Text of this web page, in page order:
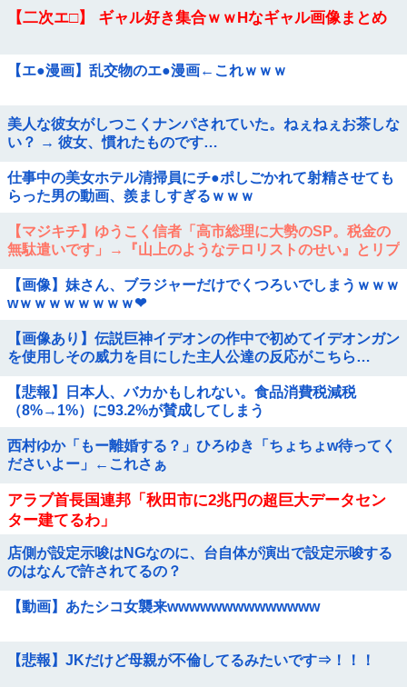
【二次エ□】 ギャル好き集合ｗｗHなギャル画像まとめ
【エ●漫画】乱交物のエ●漫画←これｗｗｗ
美人な彼女がしつこくナンパされていた。ねぇねぇお茶しな
い？ → 彼女、慣れたものです…
仕事中の美女ホテル清掃員にチ●ポしごかれて射精させても
らった男の動画、羨ましすぎるｗｗｗ
【マジキチ】ゆうこく信者「高市総理に大勢のSP。税金の
無駄遣いです」→『山上のようなテロリストのせい』とリプ
【画像】妹さん、ブラジャーだけでくつろいでしまうｗｗｗ
wｗｗｗｗｗｗｗｗ❤
【画像あり】伝説巨神イデオンの作中で初めてイデオンガン
を使用しその威力を目にした主人公達の反応がこちら…
【悲報】日本人、バカかもしれない。食品消費税減税
（8%→1%）に93.2%が賛成してしまう
西村ゆか「もー離婚する？」ひろゆき「ちょちょw待ってく
ださいよー」←これさぁ
アラブ首長国連邦「秋田市に2兆円の超巨大データセン
ター建てるわ」
店側が設定示唆はNGなのに、台自体が演出で設定示唆する
のはなんで許されてるの？
【動画】あたシコ女襲来wwwwwwwwwwwwww
【悲報】JKだけど母親が不倫してるみたいです⇒！！！